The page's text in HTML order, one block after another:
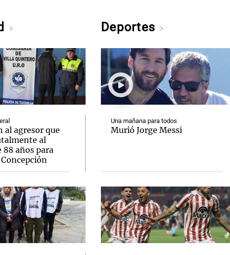
al agresor que
al
88 años para
Deportes
Una mañana para todos
Murió Jorge Messi